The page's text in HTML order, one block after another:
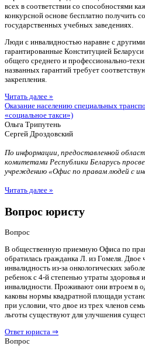
всех в соответствии со способностями
конкурсной основе бесплатно получить
государственных учебных заведениях.
Люди с инвалидностью наравне с
гарантированные Конституцией
общего среднего и профессионально-
названных гарантий требует
закрепления.
Читать далее »
Оказание населению специальных
«социальное такси»)
Ольга Трипутень
Сергей Дроздовский
По информации, предоставленной
комитетами Республики Беларусь
учреждению «Офис по правам людей с
Читать далее »
Вопрос юристу
Вопрос
В общественную приемную Офиса по
обратилась гражданка Л. из Гомеля. Двое
инвалидность из-за онкологических
ребенок с 4-й степенью утраты здоровья
инвалидности. Проживают они втроем в
каковы нормы квадратной площади
при условии, что двое из трех членов
льготы существуют для улучшения
Ответ юриста ⇒
Вопрос